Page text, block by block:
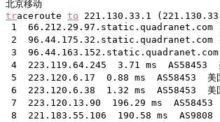
traceroute to 221.130.33.1
1  66.212.29.97.static.quadranet.com
2  96.44.175.32.static.quadranet.com
3  96.44.163.152.static.quadranet.com
4  223.119.64.245  3.71 ms  AS58453  美
5  223.120.6.17  0.88 ms  AS58453  美国
6  223.120.6.38  1.32 ms  AS58453  美国
7  223.120.13.90  196.29 ms  AS58453
8  221.183.55.106  190.58 ms  AS9808